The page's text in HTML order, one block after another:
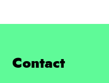
Contact